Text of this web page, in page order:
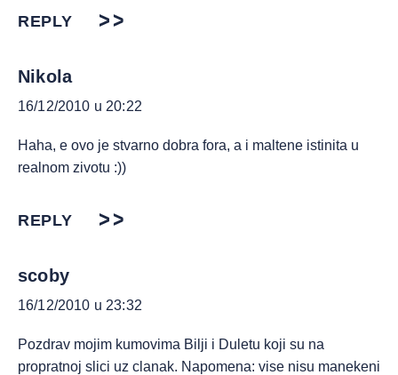
REPLY
Nikola
16/12/2010 u 20:22
Haha, e ovo je stvarno dobra fora, a i maltene istinita u
realnom zivotu :))
REPLY
scoby
16/12/2010 u 23:32
Pozdrav mojim kumovima Bilji i Duletu koji su na
propratnoj slici uz clanak. Napomena: vise nisu manekeni